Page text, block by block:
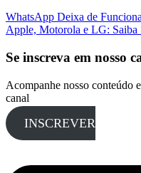
WhatsApp Deixa de
Apple, Motorola e LG:
Se inscreva em nosso
Acompanhe nosso conteúdo
canal
INSCREVER